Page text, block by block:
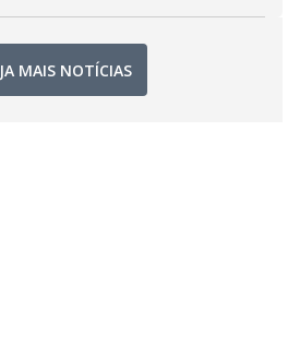
MAIS NOTÍCIAS